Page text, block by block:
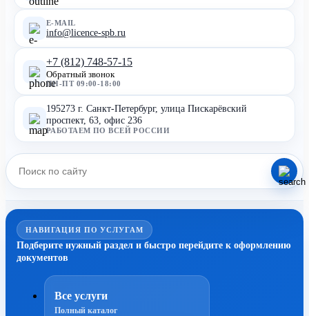
E-MAIL
info@licence-spb.ru
+7 (812) 748-57-15
Обратный звонок
ПН-ПТ 09:00-18:00
195273 г. Санкт-Петербург, улица Пискарёвский
проспект, 63, офис 236
РАБОТАЕМ ПО ВСЕЙ РОССИИ
НАВИГАЦИЯ ПО УСЛУГАМ
Подберите нужный раздел и быстро перейдите к оформлению
документов
Все услуги
Полный каталог